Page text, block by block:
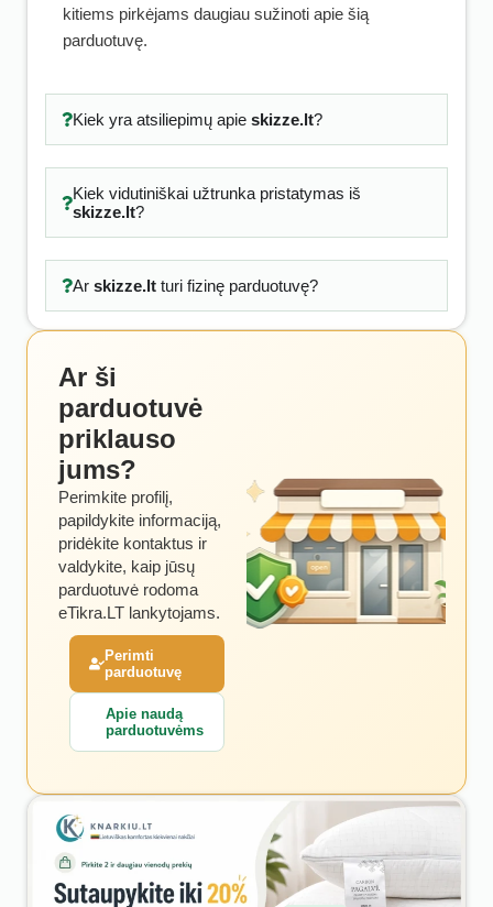
kitiems pirkėjams daugiau sužinoti apie šią
parduotuvę.
Kiek yra atsiliepimų apie skizze.lt?
Kiek vidutiniškai užtrunka pristatymas iš
skizze.lt?
Ar skizze.ltturi fizinę parduotuvę?
Ar ši
parduotuvė
priklauso
jums?
Perimkite profilį,
papildykite informaciją,
pridėkite kontaktus ir
valdykite, kaip jūsų
parduotuvė rodoma
eTikra.LT lankytojams.
Perimti
parduotuvę
Apie naudą
parduotuvėms